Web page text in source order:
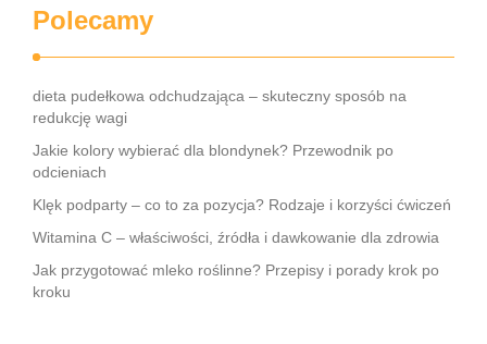
Polecamy
dieta pudełkowa odchudzająca – skuteczny sposób na
redukcję wagi
Jakie kolory wybierać dla blondynek? Przewodnik po
odcieniach
Klęk podparty – co to za pozycja? Rodzaje i korzyści ćwiczeń
Witamina C – właściwości, źródła i dawkowanie dla zdrowia
Jak przygotować mleko roślinne? Przepisy i porady krok po
kroku